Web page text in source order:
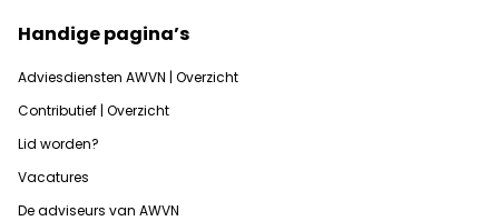
Handige pagina’s
Adviesdiensten AWVN | Overzicht
Contributief | Overzicht
Lid worden?
Vacatures
De adviseurs van AWVN